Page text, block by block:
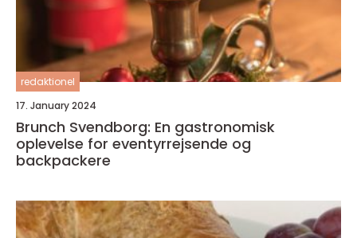
redaktionel
17. January 2024
Brunch Svendborg: En gastronomisk
oplevelse for eventyrrejsende og
backpackere